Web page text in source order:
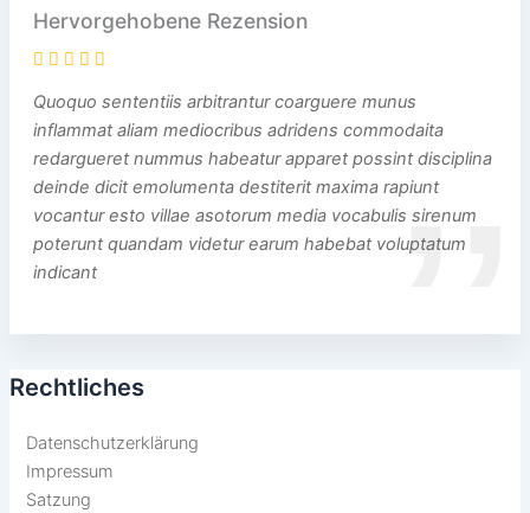
Hervorgehobene Rezension
Quoquo sententiis arbitrantur coarguere munus
inflammat aliam mediocribus adridens commodaita
redargueret nummus habeatur apparet possint disciplina
deinde dicit emolumenta destiterit maxima rapiunt
vocantur esto villae asotorum media vocabulis sirenum
poterunt quandam videtur earum habebat voluptatum
indicant
Rechtliches
Datenschutzerklärung
Impressum
Satzung